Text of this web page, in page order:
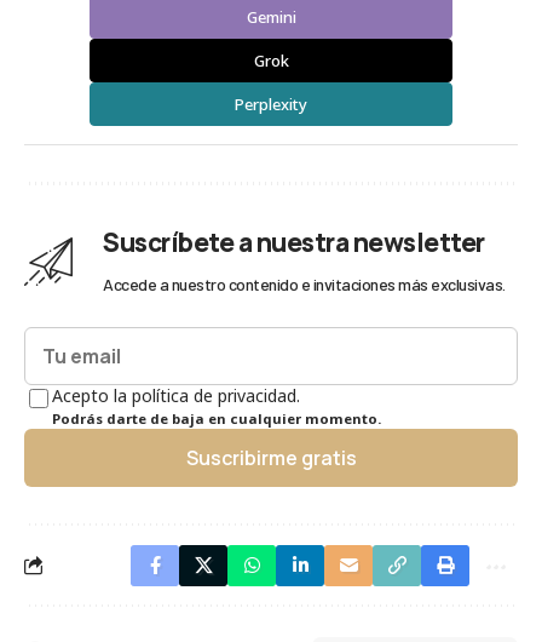
Gemini
Grok
Perplexity
Suscríbete a nuestra newsletter
Accede a nuestro contenido e invitaciones más exclusivas.
Acepto la política de privacidad.
Podrás darte de baja en cualquier momento.
Suscribirme gratis